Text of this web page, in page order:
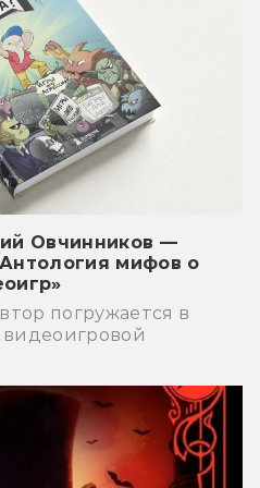
Овчинников —
мифов о
погружается в